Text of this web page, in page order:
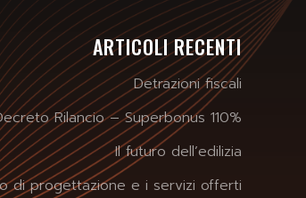
ARTICOLI RECENTI
Detrazioni fiscali
Rilancio – Superbonus 110%
Il futuro dell’edilizia
di progettazione e i servizi offerti